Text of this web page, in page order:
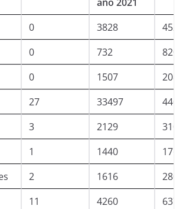
0 3828
4520
0 732
820
0 1507
2089
27 33497
3 2129
3105
1 1440
1760
2 1616
2802
11 4260 6379